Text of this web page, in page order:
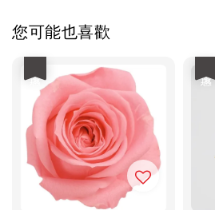
您可能也喜歡